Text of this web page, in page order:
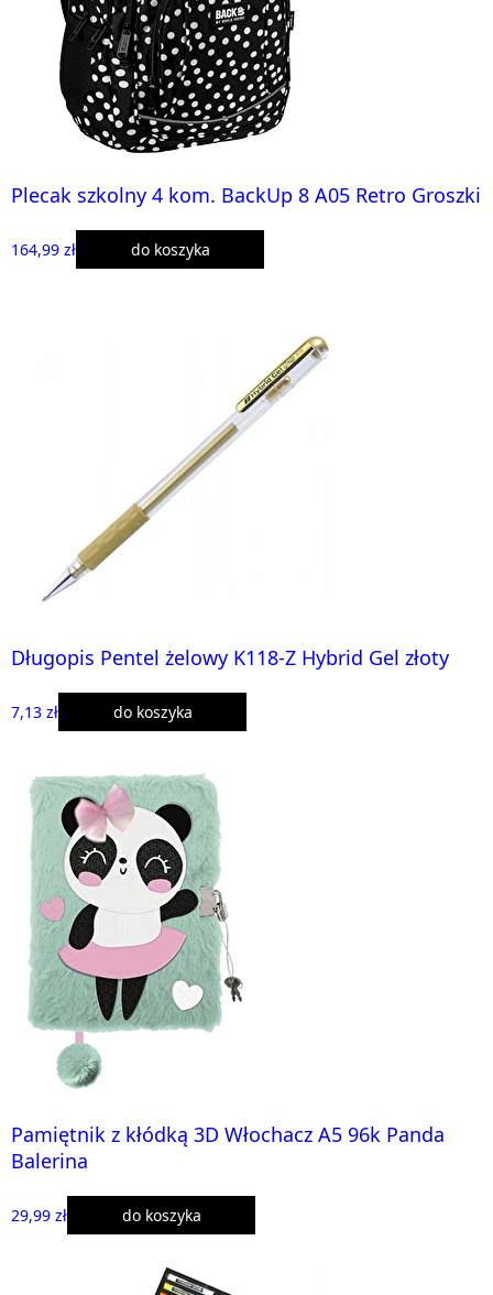
Plecak szkolny 4 kom. BackUp 8 A05 Retro Groszki
164,99 zł do koszyka
Długopis Pentel żelowy K118-Z Hybrid Gel złoty
7,13 zł do koszyka
Pamiętnik z kłódką 3D Włochacz A5 96k Panda
Balerina
29,99 zł do koszyka